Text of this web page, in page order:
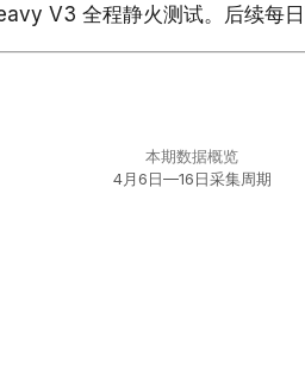
V3 全程静火测试。后续每日
本期数据概览
4月6日—16日采集周期